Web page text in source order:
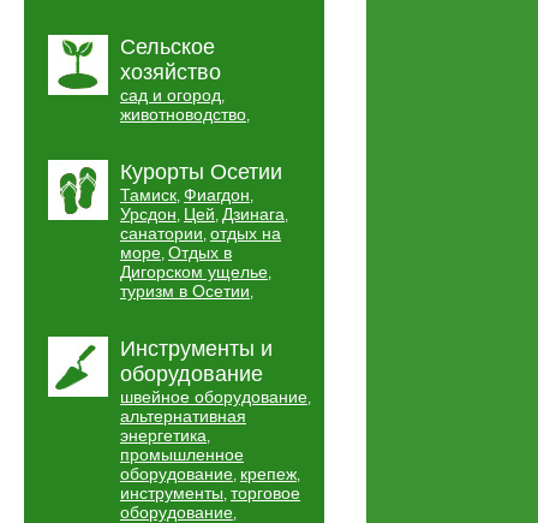
Сельское
хозяйство
сад и огород,
животноводство,
Курорты Осетии
Тамиск, Фиагдон,
Урсдон, Цей, Дзинага,
санатории, отдых на
море, Отдых в
Дигорском ущелье,
туризм в Осетии,
Инструменты и
оборудование
швейное оборудование,
альтернативная
энергетика,
промышленное
оборудование, крепеж,
инструменты, торговое
оборудование,